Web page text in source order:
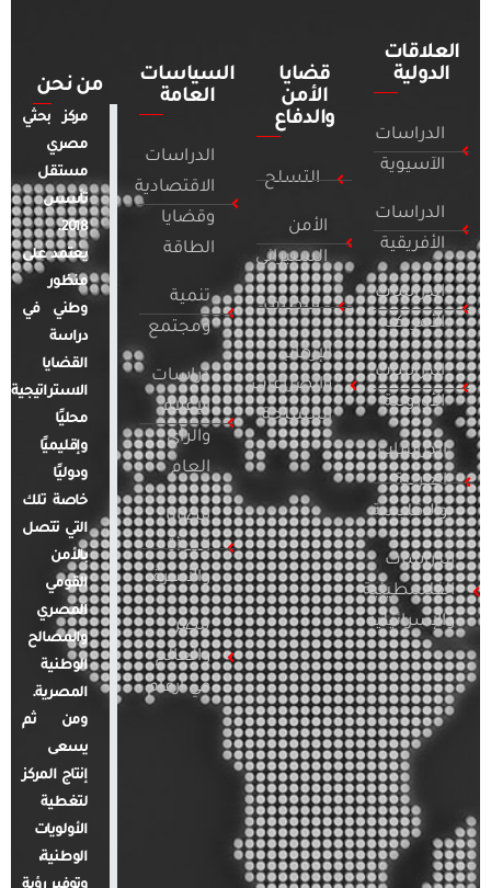
العلاقات
الدولية
الدراسات
الآسيوية
الدراسات
الأفريقية
الدراسات
الأمريكية
الدراسات
الأوروبية
الدراسات
العربية
والإقليمية
الدراسات
الفلسطينية
والإسرائيلية
قضايا
الأمن
والدفاع
التسلح
الأمن
السيبراني
التطرف
الإرهاب
والصراعات
المسلحة
السياسات
العامة
الدراسات
الاقتصادية
وقضايا
الطاقة
تنمية
ومجتمع
دراسات
الإعلام
والرأي
العام
قضايا
المرأة
والأسرة
مصر
والعالم
في أرقام
من نحن
مركز بحثي
مصري
مستقل
تأسس
2018.
يعتمد على
منظور
وطني في
دراسة
القضايا
الاستراتيجية
محليًا
وإقليميًا
ودوليًا
خاصة تلك
التي تتصل
بالأمن
القومي
المصري
والمصالح
الوطنية
المصرية.
ومن ثم
يسعى
إنتاج المركز
لتغطية
الأولويات
الوطنية،